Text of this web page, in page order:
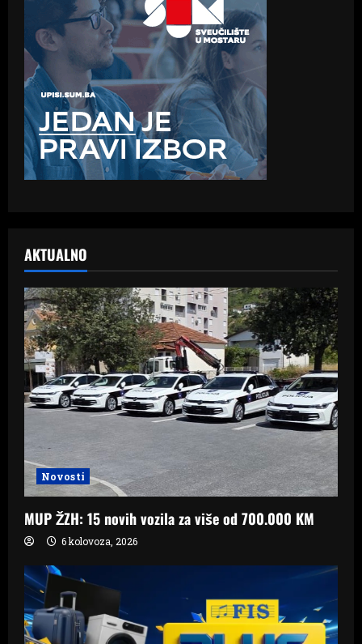
AKTUALNO
Novosti
MUP ŽZH: 15 novih vozila za više od 700.000 KM
6 kolovoza, 2026